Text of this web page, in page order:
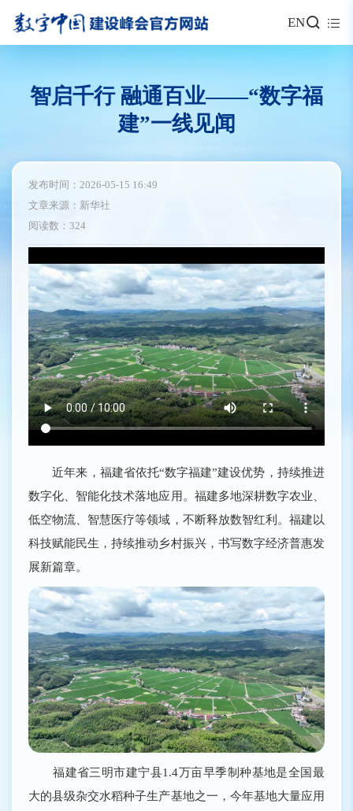
EN
智启千行 融通百业——“数字福
建”一线见闻
发布时间：2026-05-15 16:49
文章来源：新华社
阅读数：324
近年来，福建省依托“数字福建”建设优势，持续推进
数字化、智能化技术落地应用。福建多地深耕数字农业、
低空物流、智慧医疗等领域，不断释放数智红利。福建以
科技赋能民生，持续推动乡村振兴，书写数字经济普惠发
展新篇章。
福建省三明市建宁县1.4万亩早季制种基地是全国最
大的县级杂交水稻种子生产基地之一，今年基地大量应用